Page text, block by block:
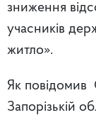
зниження
учасників
житло».
Як
Запорізькій